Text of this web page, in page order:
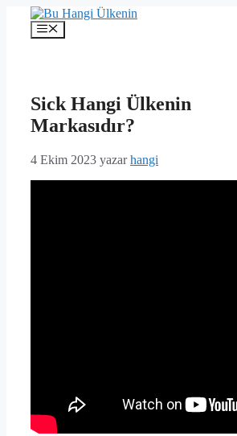
İçeriğe
Menü
Sick Hangi Ülkenin
Markasıdır?
4 Ekim 2023 yazarhangi